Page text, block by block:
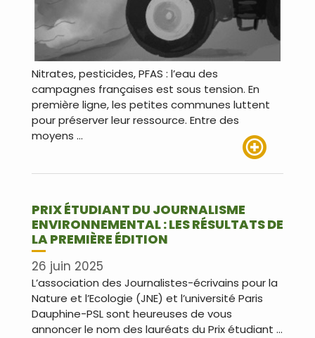
Nitrates, pesticides, PFAS : l’eau des
campagnes françaises est sous tension. En
première ligne, les petites communes luttent
pour préserver leur ressource. Entre des
moyens …
PRIX ÉTUDIANT DU JOURNALISME
ENVIRONNEMENTAL : LES RÉSULTATS DE
LA PREMIÈRE ÉDITION
26 juin 2025
L’association des Journalistes-écrivains pour la
Nature et l’Ecologie (JNE) et l’université Paris
Dauphine-PSL sont heureuses de vous
annoncer le nom des lauréats du Prix étudiant …